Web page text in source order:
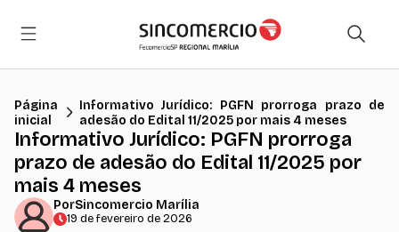
Página
inicial
Informativo Jurídico: PGFN prorroga prazo de
adesão do Edital 11/2025 por mais 4 meses
Informativo Jurídico: PGFN prorroga
prazo de adesão do Edital 11/2025 por
mais 4 meses
PorSincomercio Marília
19 de fevereiro de 2026